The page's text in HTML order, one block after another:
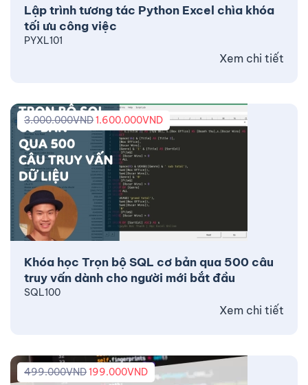
Lập trình tương tác Python Excel chìa khóa
tối ưu công việc
PYXL101
Xem chi tiết
Khóa học Trọn bộ SQL cơ bản qua 500 câu
truy vấn dành cho người mới bắt đầu
3.000.000VND1.600.000VND
SQL100
Xem chi tiết
499.000VND199.000VND